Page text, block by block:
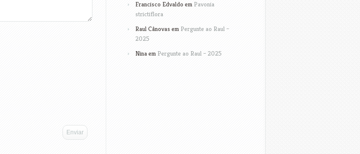
Francisco Edvaldo em Pavonia
strictiflora
Raul Cânovas em Pergunte ao Raul –
2025
Ninaem Pergunte ao Raul – 2025